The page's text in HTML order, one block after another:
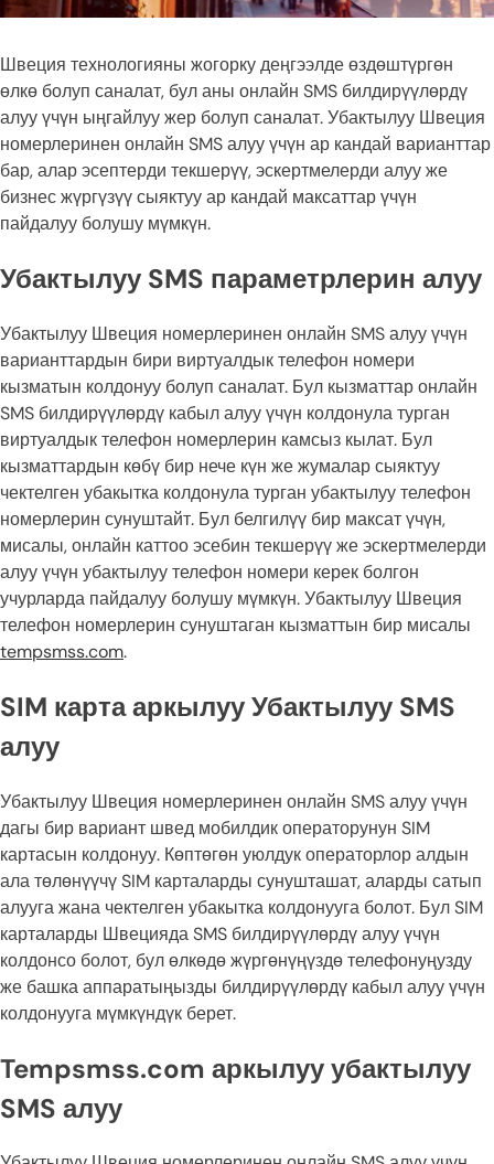
Швеция технологияны жогорку деңгээлде өздөштүргөн
өлкө болуп саналат, бул аны онлайн SMS билдирүүлөрдү
алуу үчүн ыңгайлуу жер болуп саналат. Убактылуу Швеция
номерлеринен онлайн SMS алуу үчүн ар кандай варианттар
бар, алар эсептерди текшерүү, эскертмелерди алуу же
бизнес жүргүзүү сыяктуу ар кандай максаттар үчүн
пайдалуу болушу мүмкүн.
Убактылуу SMS параметрлерин алуу
Убактылуу Швеция номерлеринен онлайн SMS алуу үчүн
варианттардын бири виртуалдык телефон номери
кызматын колдонуу болуп саналат. Бул кызматтар онлайн
SMS билдирүүлөрдү кабыл алуу үчүн колдонула турган
виртуалдык телефон номерлерин камсыз кылат. Бул
кызматтардын көбү бир нече күн же жумалар сыяктуу
чектелген убакытка колдонула турган убактылуу телефон
номерлерин сунуштайт. Бул белгилүү бир максат үчүн,
мисалы, онлайн каттоо эсебин текшерүү же эскертмелерди
алуу үчүн убактылуу телефон номери керек болгон
учурларда пайдалуу болушу мүмкүн. Убактылуу Швеция
телефон номерлерин сунуштаган кызматтын бир мисалы
tempsmss.com.
SIM карта аркылуу Убактылуу SMS
алуу
Убактылуу Швеция номерлеринен онлайн SMS алуу үчүн
дагы бир вариант швед мобилдик операторунун SIM
картасын колдонуу. Көптөгөн уюлдук операторлор алдын
ала төлөнүүчү SIM карталарды сунушташат, аларды сатып
алууга жана чектелген убакытка колдонууга болот. Бул SIM
карталарды Швецияда SMS билдирүүлөрдү алуу үчүн
колдонсо болот, бул өлкөдө жүргөнүңүздө телефонуңузду
же башка аппаратыңызды билдирүүлөрдү кабыл алуу үчүн
колдонууга мүмкүндүк берет.
Tempsmss.com аркылуу убактылуу
SMS алуу